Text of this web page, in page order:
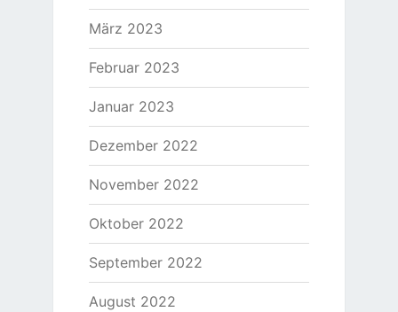
März 2023
Februar 2023
Januar 2023
Dezember 2022
November 2022
Oktober 2022
September 2022
August 2022